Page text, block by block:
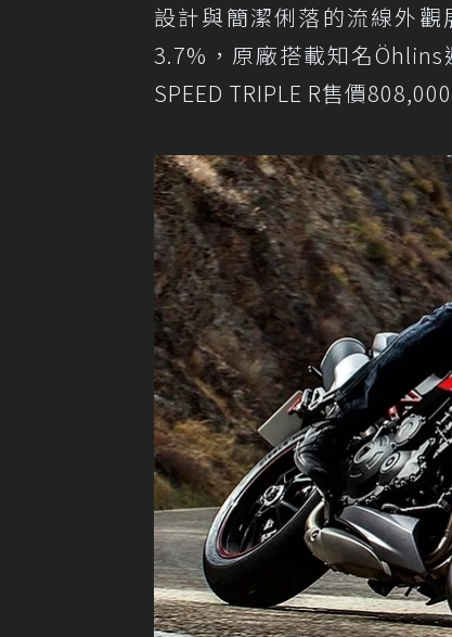
設計與簡潔俐落的流線外
3.7%，原廠搭載知名Öhlins
SPEED TRIPLE R售價